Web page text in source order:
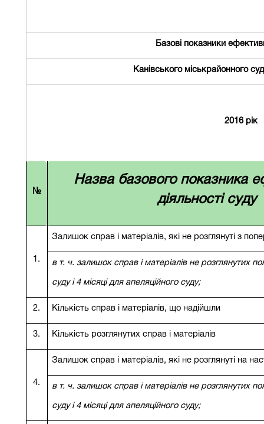
Базові показники
Канівського міськрайонного
2016 рік
№
Назва базового показника
діяльності суду
1.
Залишок справ і матеріалів, які не розглянуті з
в т. ч. залишок справ і матеріалів не розглянутих
суду і 4 місяці для апеляційного суду;
2. Кількість справ і матеріалів, що надійшли
3. Кількість розглянутих справ і матеріалів
4.
Залишок справ і матеріалів, які не розглянуті на
в т. ч. залишок справ і матеріалів не розглянутих
суду і 4 місяці для апеляційного суду;